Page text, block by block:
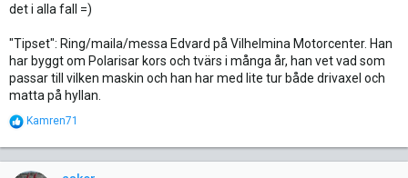
det i alla fall =)
"Tipset": Ring/maila/messa Edvard på Vilhelmina Motorcenter. Han
har byggt om Polarisar kors och tvärs i många år, han vet vad som
passar till vilken maskin och han har med lite tur både drivaxel och
matta på hyllan.
R
a
c
Kamren71